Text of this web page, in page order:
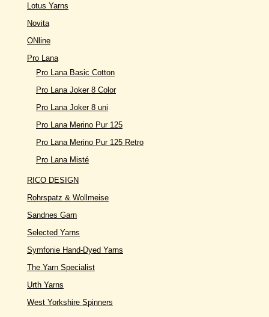
Lotus Yarns
Novita
ONline
Pro Lana
Pro Lana Basic Cotton
Pro Lana Joker 8 Color
Pro Lana Joker 8 uni
Pro Lana Merino Pur 125
Pro Lana Merino Pur 125 Retro
Pro Lana Misté
RICO DESIGN
Rohrspatz & Wollmeise
Sandnes Garn
Selected Yarns
Symfonie Hand-Dyed Yarns
The Yarn Specialist
Urth Yarns
West Yorkshire Spinners